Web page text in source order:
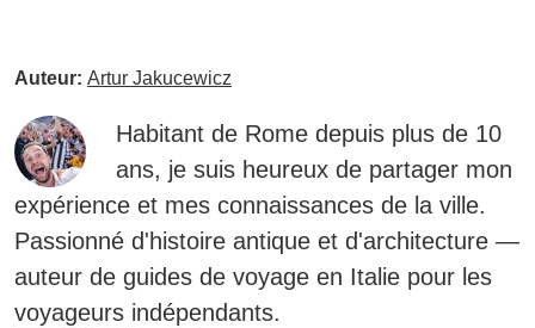
Auteur: Artur Jakucewicz
Habitant de Rome depuis plus de 10
ans, je suis heureux de partager mon
expérience et mes connaissances de la ville.
Passionné d'histoire antique et d'architecture —
auteur de guides de voyage en Italie pour les
voyageurs indépendants.